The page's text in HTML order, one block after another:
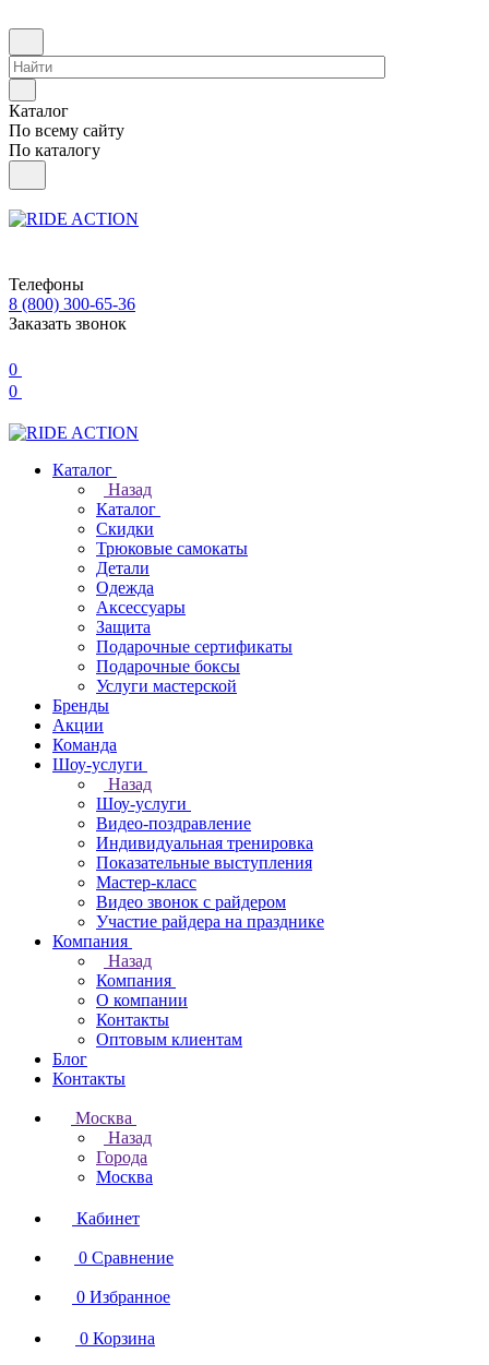
Каталог
По всему сайту
По каталогу
Телефоны
8 (800) 300-65-36
Заказать звонок
0
0
Каталог
Назад
Каталог
Скидки
Трюковые самокаты
Детали
Одежда
Аксессуары
Защита
Подарочные сертификаты
Подарочные боксы
Услуги мастерской
Бренды
Акции
Команда
Шоу-услуги
Назад
Шоу-услуги
Видео-поздравление
Индивидуальная тренировка
Показательные выступления
Мастер-класс
Видео звонок с райдером
Участие райдера на празднике
Компания
Назад
Компания
О компании
Контакты
Оптовым клиентам
Блог
Контакты
Москва
Назад
Города
Москва
Кабинет
0 Сравнение
0 Избранное
0 Корзина